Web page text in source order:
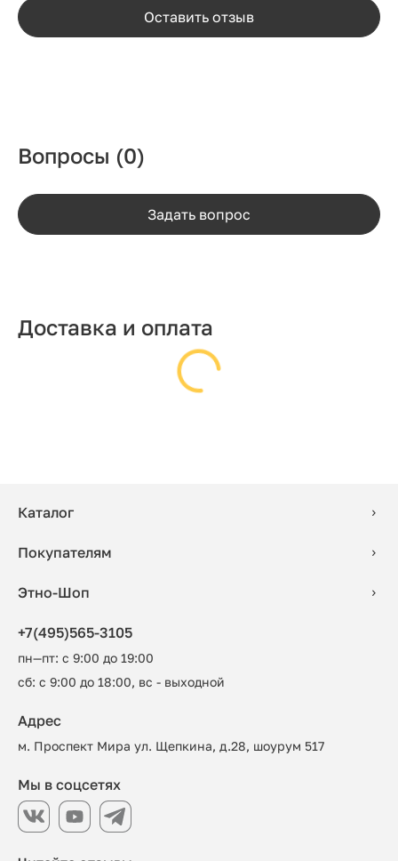
Оставить отзыв
Вопросы (0)
Задать вопрос
Доставка и оплата
Каталог
Покупателям
Этно-Шоп
+7(495)565-3105
пн—пт: с 9:00 до 19:00
сб: с 9:00 до 18:00, вс - выходной
Адрес
м. Проспект Мира ул. Щепкина, д.28, шоурум 517
Мы в соцсетях